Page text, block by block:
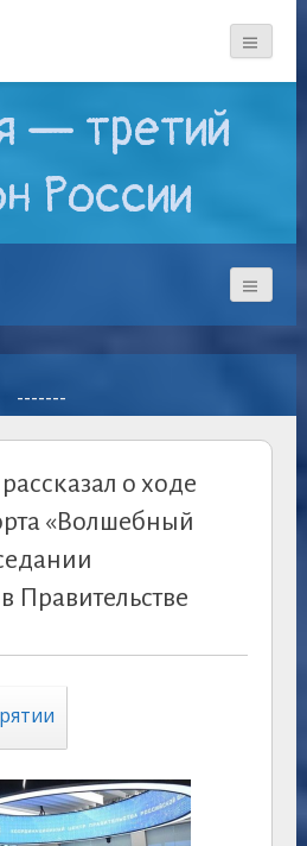
— третий
России
-------
о ходе
«Волшебный
Правительстве